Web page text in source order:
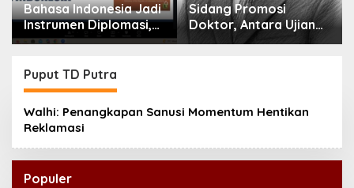
Bahasa Indonesia Jadi
Instrumen Diplomasi,
Atdikbud Perluas Jejak
hingga Rusia
Sidang Promosi
Doktor, Antara Ujian
Ilmiah dan Pesta
Puput TD Putra
Walhi: Penangkapan Sanusi Momentum Hentikan
Reklamasi
Populer